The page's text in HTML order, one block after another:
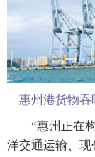
惠州港货物吞
“惠州正在构
洋交通运输、